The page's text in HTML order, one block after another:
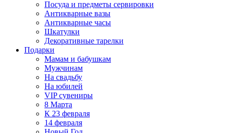
Посуда и предметы сервировки
Антикварные вазы
Антикварные часы
Шкатулки
Декоративные тарелки
Подарки
Мамам и бабушкам
Мужчинам
На свадьбу
На юбилей
VIP сувениры
8 Марта
К 23 февраля
14 февраля